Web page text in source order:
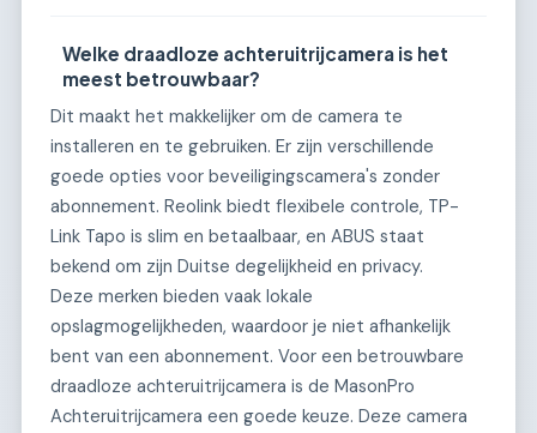
Welke draadloze achteruitrijcamera is het
meest betrouwbaar?
Dit maakt het makkelijker om de camera te
installeren en te gebruiken. Er zijn verschillende
goede opties voor beveiligingscamera's zonder
abonnement. Reolink biedt flexibele controle, TP-
Link Tapo is slim en betaalbaar, en ABUS staat
bekend om zijn Duitse degelijkheid en privacy.
Deze merken bieden vaak lokale
opslagmogelijkheden, waardoor je niet afhankelijk
bent van een abonnement. Voor een betrouwbare
draadloze achteruitrijcamera is de MasonPro
Achteruitrijcamera een goede keuze. Deze camera